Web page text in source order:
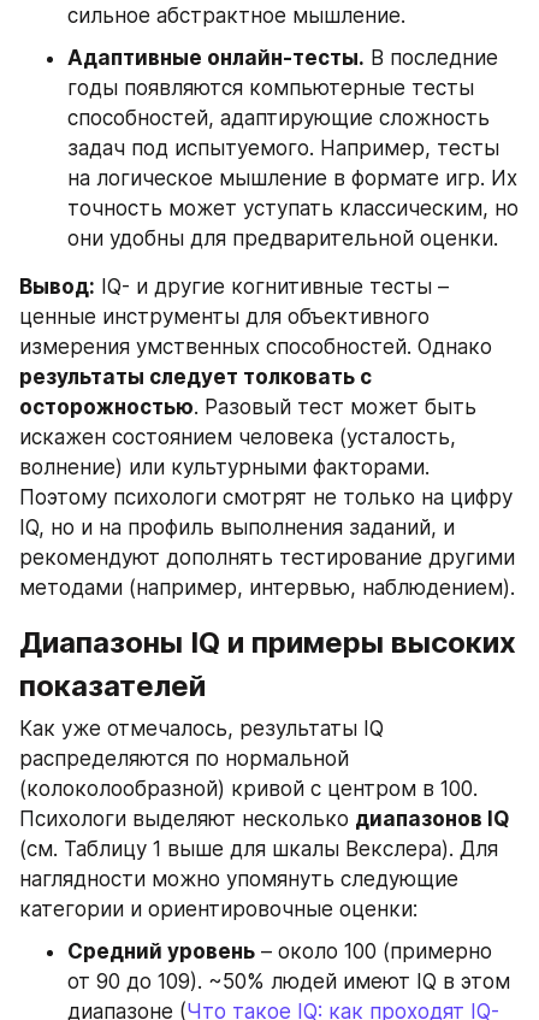
сильное абстрактное мышление.
Адаптивные онлайн-тесты. В последние
годы появляются компьютерные тесты
способностей, адаптирующие сложность
задач под испытуемого. Например, тесты
на логическое мышление в формате игр. Их
точность может уступать классическим, но
они удобны для предварительной оценки.
Вывод: IQ- и другие когнитивные тесты –
ценные инструменты для объективного
результаты следует толковать с
осторожностью. Разовый тест может быть
искажен состоянием человека (усталость,
волнение) или культурными факторами.
Поэтому психологи смотрят не только на цифру
IQ, но и на профиль выполнения заданий, и
рекомендуют дополнять тестирование другими
методами (например, интервью, наблюдением).
Диапазоны IQ и примеры высоких
показателей
Как уже отмечалось, результаты IQ
распределяются по нормальной
(колоколообразной) кривой с центром в 100.
Психологи выделяют несколько диапазонов IQ
(см. Таблицу 1 выше для шкалы Векслера). Для
наглядности можно упомянуть следующие
категории и ориентировочные оценки:
Средний уровень – около 100 (примерно
от 90 до 109). ~50% людей имеют IQ в этом
диапазоне (Что такое IQ: как проходят IQ-